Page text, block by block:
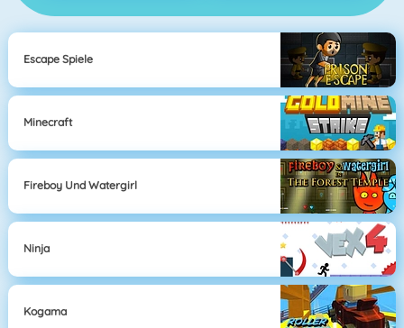
Escape Spiele
Minecraft
Fireboy Und Watergirl
Ninja
Kogama